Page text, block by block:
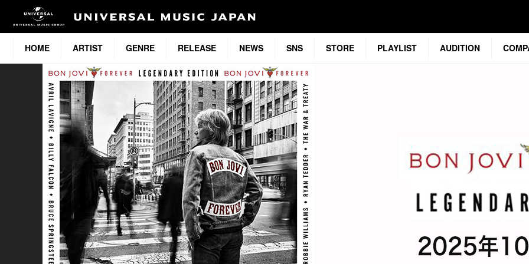
HOME ARTIST GENRE RELEASE NEWS SNS STORE PLAYLIST AUDITION